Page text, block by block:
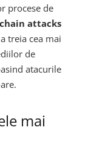
procese de
attacks
treia cea mai
de
atacurile
mai